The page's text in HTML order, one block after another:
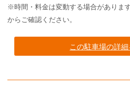
※時間・料金は変動する場合がありま
からご確認ください。
この駐車場の詳